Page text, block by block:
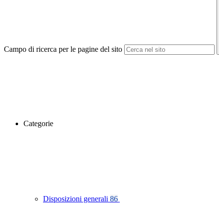
Campo di ricerca per le pagine del sito
Categorie
Disposizioni generali 86